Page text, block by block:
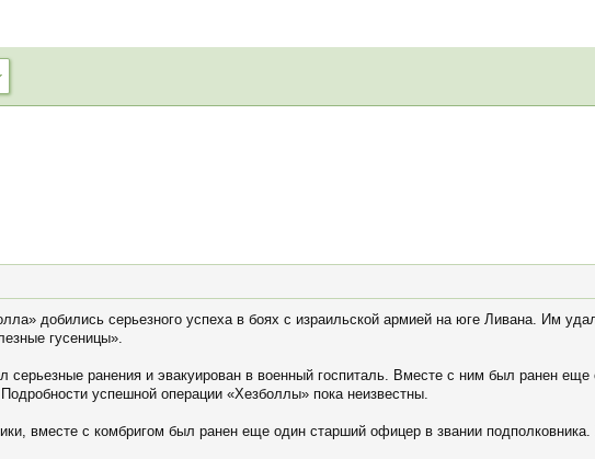
добились серьезного успеха в боях с израильской армией на юге Ливана. Им
гусеницы».
серьезные ранения и эвакуирован в военный госпиталь. Вместе с ним был ранен
успешной операции «Хезболлы» пока неизвестны.
вместе с комбригом был ранен еще один старший офицер в звании подполковника.